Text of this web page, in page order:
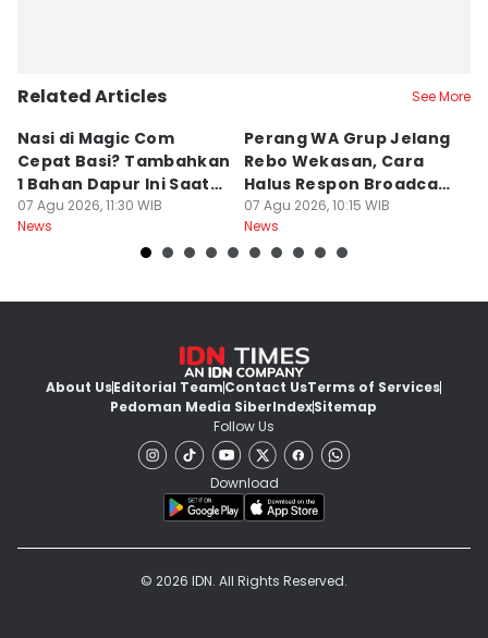
Related Articles See More
Nasi di Magic Com
Cepat Basi? Tambahkan
1 Bahan Dapur Ini Saat
Menanak, Awet 2 Hari
07 Agu 2026, 11:30 WIB
News
Perang WA Grup Jelang
Rebo Wekasan, Cara
Halus Respon Broadcast
Parno
07 Agu 2026, 10:15 WIB
News
About UsEditorial TeamContact UsTerms of Services
Pedoman Media SiberIndexSitemap
Follow Us
Download
© 2026 IDN. All Rights Reserved.